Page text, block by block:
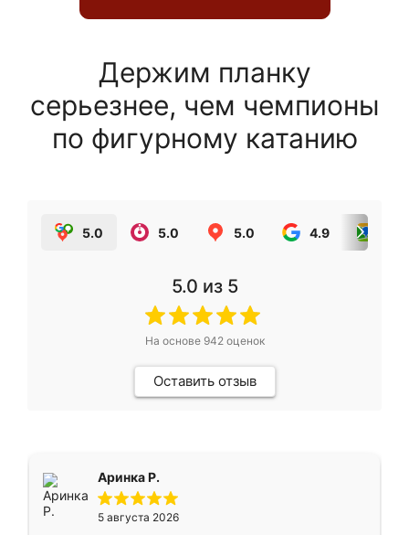
Держим планку
серьезнее, чем чемпионы
по фигурному катанию
5.0 5.0 5.0 4.9
5.0 из 5
На основе 942оценок
Оставить отзыв
Аринка Р.
5 августа 2026